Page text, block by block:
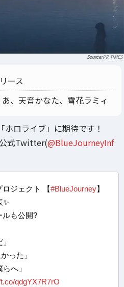
PR TIMES
ース
、天音かなた、雪花ラミィ
ロライブ」に期待です！
式Twitter(@BlueJourneyInf
ジェクト 【#BlueJourney】
も公開?
った」
へ」
qdgYX7R7rO